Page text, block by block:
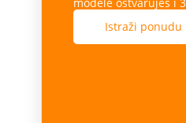
Istraži ponudu